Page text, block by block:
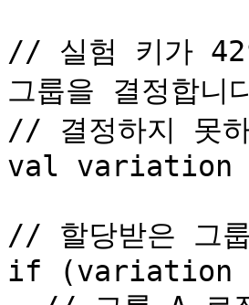
// 실험 키가 42
그룹을 결정합니
// 결정하지 못
val variation
// 할당받은 그
if (variation